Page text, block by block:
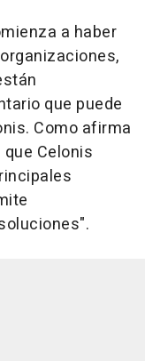
a haber
que puede
Como afirma
Celonis